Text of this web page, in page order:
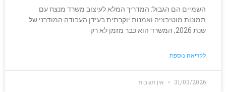
השמיים הם הגבול: המדריך המלא לעיצוב משרד מנצח עם
תמונות מוטיבציה ואמנות יוקרתית בעידן העבודה המודרני של
שנת 2026, המשרד הוא כבר מזמן לא רק
לקריאה נוספת
31/03/2026 אין תגובות